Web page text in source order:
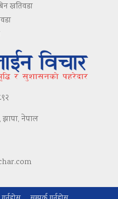
खतिवडा
झापा, नेपाल